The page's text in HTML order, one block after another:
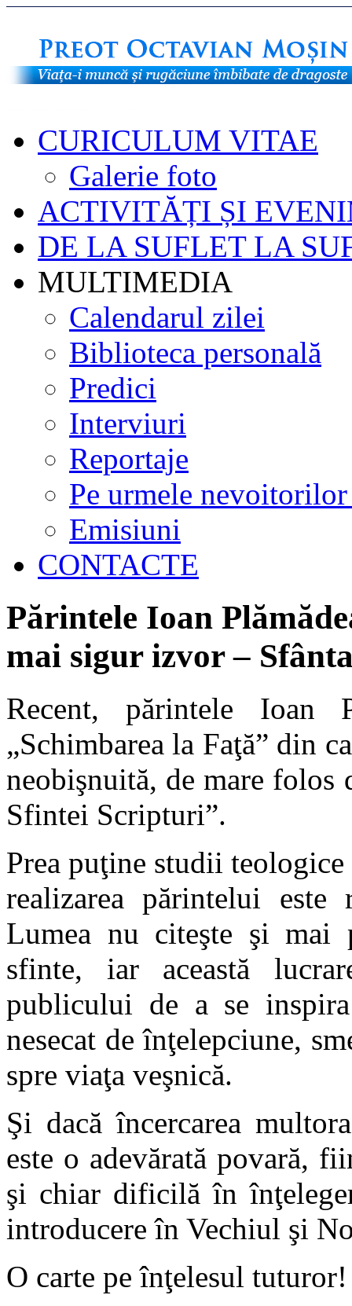
CURICULUM VITAE
Galerie foto
ACTIVITĂȚI ȘI
DE LA SUFLET LA
MULTIMEDIA
Calendarul zilei
Biblioteca personală
Predici
Interviuri
Reportaje
Pe urmele nevoitorilor
Emisiuni
CONTACTE
Părintele Ioan
mai sigur izvor –
Recent, părintele Ioan
„Schimbarea la Faţă” din
neobişnuită, de mare folos
Sfintei Scripturi”.
Prea puţine studii
realizarea părintelui
Lumea nu citeşte şi mai
sfinte, iar această
publicului de a se
nesecat de înţelepciune,
spre viaţa veşnică.
Şi dacă încercarea
este o adevărată povară,
şi chiar dificilă în
introducere în Vechiul şi
O carte pe înţelesul tuturor!